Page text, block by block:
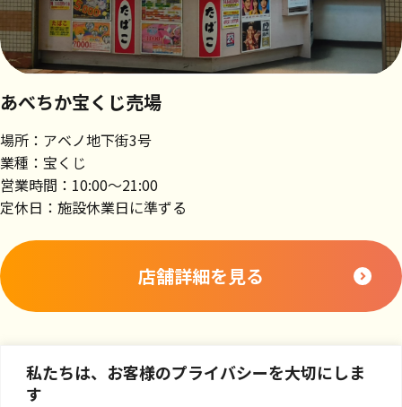
私たちは、お客様のプライバシーを大切にしま
す
あべちか宝くじ売場
場所：アベノ地下街3号
業種：宝くじ
営業時間：10:00～21:00
定休日：施設休業日に準ずる
店舗詳細を見る